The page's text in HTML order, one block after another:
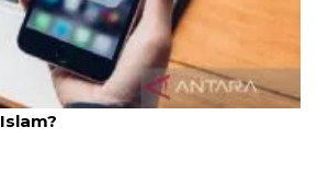
di media sosial, bagaimana